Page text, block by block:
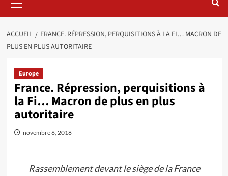
principal
ACCUEIL
FRANCE. RÉPRESSION, PERQUISITIONS À LA FI… MACRON DE
PLUS EN PLUS AUTORITAIRE
Europe
France. Répression, perquisitions à
la Fi… Macron de plus en plus
autoritaire
novembre 6, 2018
Rassemblement devant le siège de la France